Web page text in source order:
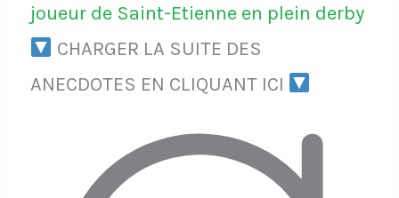
joueur de Saint-Etienne en plein derby
CHARGER LA SUITE DES
ANECDOTES EN CLIQUANT ICI